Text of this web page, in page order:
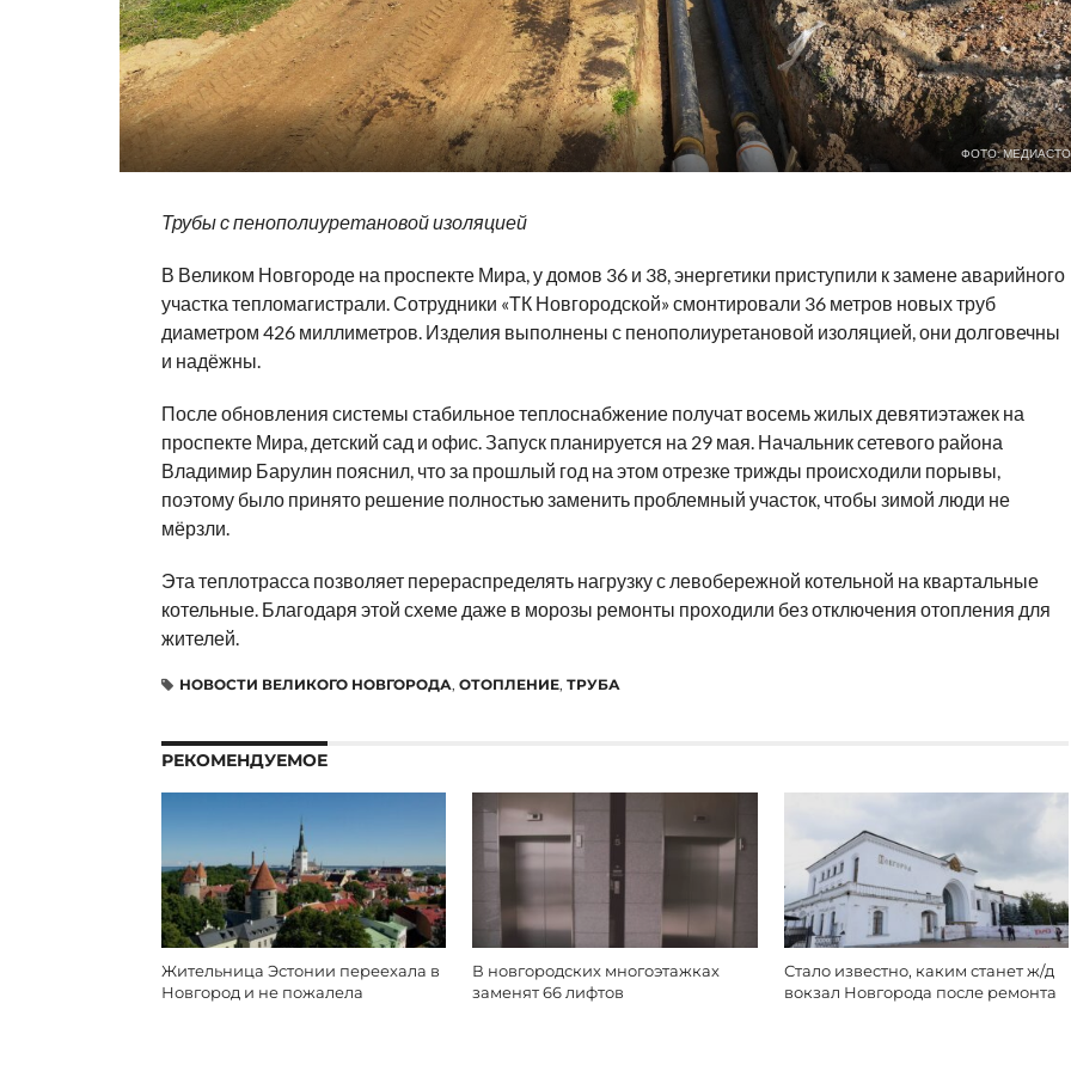
ФОТО:
Трубы с пенополиуретановой изоляцией
В Великом Новгороде на проспекте Мира, у домов 36 и 38, энергетики приступили к замене аварийного
участка тепломагистрали. Сотрудники «ТК Новгородской» смонтировали 36 метров новых труб
диаметром 426 миллиметров. Изделия выполнены с пенополиуретановой изоляцией, они долговечны
и надёжны.
После обновления системы стабильное теплоснабжение получат восемь жилых девятиэтажек на
проспекте Мира, детский сад и офис. Запуск планируется на 29 мая. Начальник сетевого района
Владимир Барулин пояснил, что за прошлый год на этом отрезке трижды происходили порывы,
поэтому было принято решение полностью заменить проблемный участок, чтобы зимой люди не
мёрзли.
Эта теплотрасса позволяет перераспределять нагрузку с левобережной котельной на квартальные
котельные. Благодаря этой схеме даже в морозы ремонты проходили без отключения отопления для
жителей.
НОВОСТИ ВЕЛИКОГО НОВГОРОДА, ОТОПЛЕНИЕ, ТРУБА
РЕКОМЕНДУЕМОЕ
Жительница Эстонии переехала в
Новгород и не пожалела
В новгородских многоэтажках
заменят 66 лифтов
Стало известно, каким станет ж/д
вокзал Новгорода после ремонта